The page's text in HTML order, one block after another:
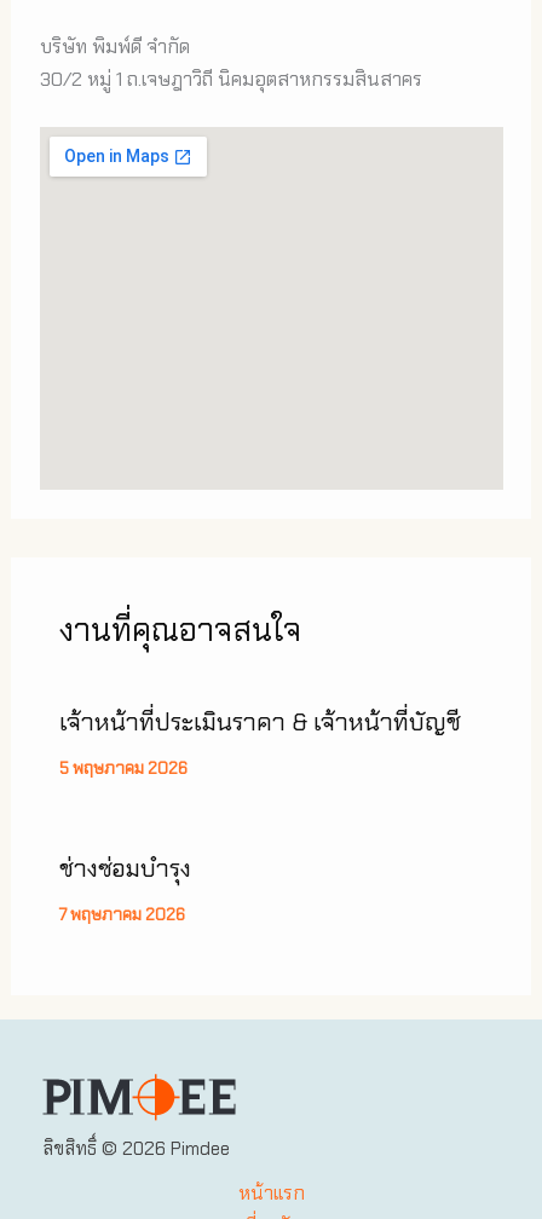
บริษัท พิมพ์ดี จำกัด
30/2 หมู่ 1 ถ.เจษฎาวิถี นิคมอุตสาหกรรมสินสาคร
งานที่คุณอาจสนใจ
เจ้าหน้าที่ประเมินราคา & เจ้าหน้าที่บัญชี
5 พฤษภาคม 2026
ช่างซ่อมบำรุง
7 พฤษภาคม 2026
ลิขสิทธิ์ © 2026 Pimdee
หน้าแรก